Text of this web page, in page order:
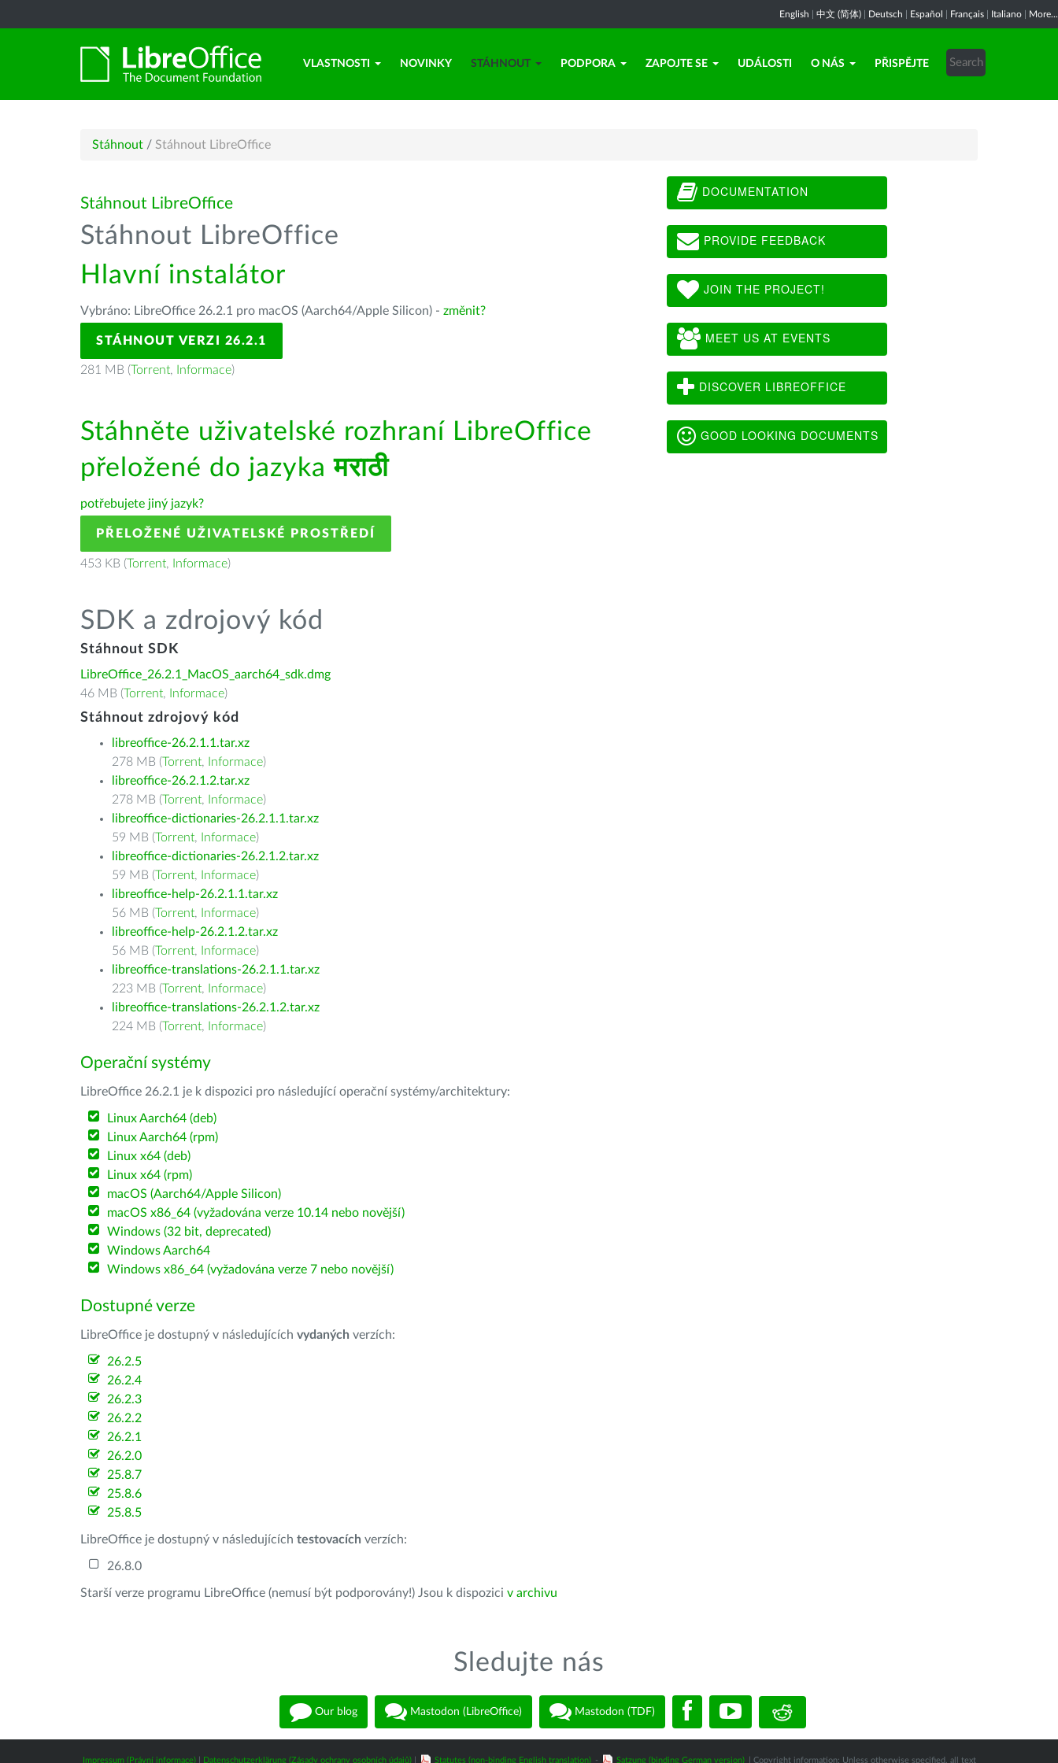
English 中文 (简体) Deutsch Español Français Italiano More...
VLASTNOSTI NOVINKY STÁHNOUT PODPORA ZAPOJTE SE UDÁLOSTI O NÁS PŘISPĚJTE
Stáhnout / Stáhnout LibreOffice
Stáhnout LibreOffice
Stáhnout LibreOffice
Hlavní instalátor
Vybráno: LibreOffice 26.2.1 pro macOS (Aarch64/Apple Silicon) - změnit?
STÁHNOUT VERZI 26.2.1
281 MB (Torrent, Informace)
Stáhněte uživatelské rozhraní LibreOffice
přeložené do jazykaमराठी
potřebujete jiný jazyk?
PŘELOŽENÉ UŽIVATELSKÉ PROSTŘEDÍ
453 KB (Torrent, Informace)
SDK a zdrojový kód
Stáhnout SDK
LibreOffice_26.2.1_MacOS_aarch64_sdk.dmg
46 MB (Torrent, Informace)
Stáhnout zdrojový kód
libreoffice-26.2.1.1.tar.xz
278 MB (Torrent, Informace)
libreoffice-26.2.1.2.tar.xz
278 MB (Torrent, Informace)
libreoffice-dictionaries-26.2.1.1.tar.xz
59 MB (Torrent, Informace)
libreoffice-dictionaries-26.2.1.2.tar.xz
59 MB (Torrent, Informace)
libreoffice-help-26.2.1.1.tar.xz
56 MB (Torrent, Informace)
libreoffice-help-26.2.1.2.tar.xz
56 MB (Torrent, Informace)
libreoffice-translations-26.2.1.1.tar.xz
223 MB (Torrent, Informace)
libreoffice-translations-26.2.1.2.tar.xz
224 MB (Torrent, Informace)
Operační systémy
LibreOffice 26.2.1 je k dispozici pro následující operační systémy/architektury:
Linux Aarch64 (deb)
Linux Aarch64 (rpm)
Linux x64 (deb)
Linux x64 (rpm)
macOS (Aarch64/Apple Silicon)
macOS x86_64 (vyžadována verze 10.14 nebo novější)
Windows (32 bit, deprecated)
Windows Aarch64
Windows x86_64 (vyžadována verze 7 nebo novější)
Dostupné verze
LibreOffice je dostupný v následujících vydaných verzích:
26.2.5
26.2.4
26.2.3
26.2.2
26.2.1
26.2.0
25.8.7
25.8.6
25.8.5
LibreOffice je dostupný v následujících testovacích verzích:
26.8.0
Starší verze programu LibreOffice (nemusí být podporovány!) Jsou k dispozici v archivu
DOCUMENTATION
PROVIDE FEEDBACK
JOIN THE PROJECT!
MEET US AT EVENTS
DISCOVER LIBREOFFICE
GOOD LOOKING DOCUMENTS
Sledujte nás
Our blog Mastodon (LibreOffice) Mastodon (TDF)
Impressum (Právní informace)| Datenschutzerklärung (Zásady ochrany osobních údajů)| Statutes (non-binding English translation) - Satzung (binding German version) | Copyright information: Unless otherwise specified, all text